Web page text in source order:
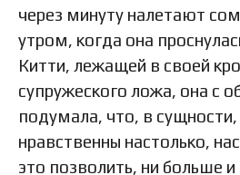
через минуту налетают
утром, когда она
Китти, лежащей в своей
супружеского ложа, она с
подумала, что, в
нравственны настолько,
это позволить, ни больше